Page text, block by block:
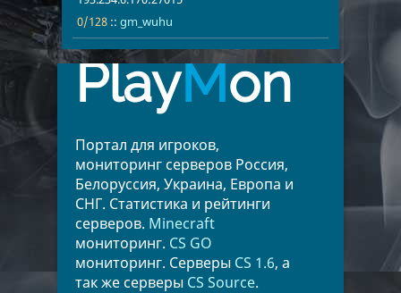
0/128 :: gm_wuhu
PlayMon
Портал для игроков,
мониторинг серверов Россия,
Белоруссия, Украина, Европа и
СНГ. Статистика и рейтинги
серверов. Minecraft
мониторинг. CS GO
мониторинг. Серверы CS 1.6, а
так же серверы CS Source.